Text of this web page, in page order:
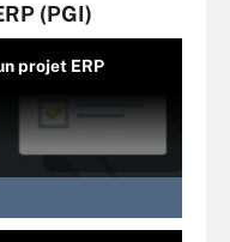
(PGI)
projet ERP